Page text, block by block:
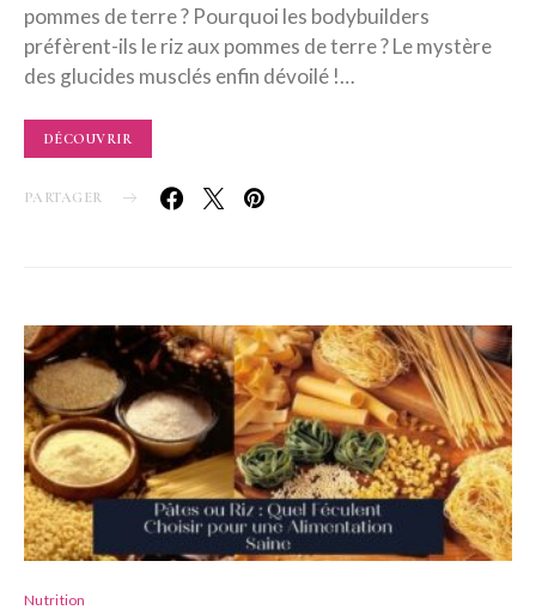
pommes de terre ? Pourquoi les bodybuilders
préfèrent-ils le riz aux pommes de terre ? Le mystère
des glucides musclés enfin dévoilé !…
DÉCOUVRIR
PARTAGER
Nutrition